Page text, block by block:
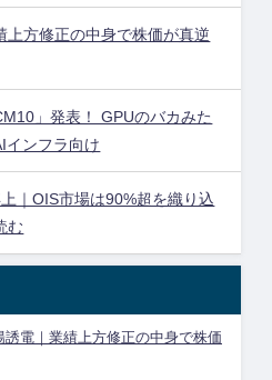
上方修正の中身で株価が真逆
」発表！ GPUのバカみた
インフラ向け
｜OIS市場は90%超を織り込
む
誘電｜業績上方修正の中身で株価